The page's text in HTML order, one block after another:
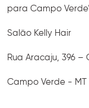
para Campo
Salão Kelly Hair
Rua Aracaju, 396 –
Campo Verde - MT